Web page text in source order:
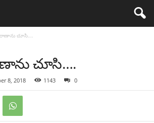
రాణాను చూసి….
చూసి….
8, 2018 1143 0